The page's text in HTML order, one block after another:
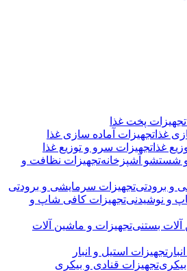
تجهیزات پخت غذا
تجهیزات آماده سازی غذا
تجهیزات سرو و توزیع غذا
تجهیزات نظافت و
تجهیزات سرمایشی و برودتی
تجهیزات کافی شاپ و
تجهیزات و ماشین آلات
تجهیزات استیل و انبار
تجهیزات قنادی و بیکری